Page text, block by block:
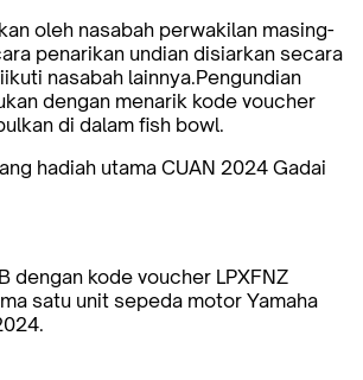
oleh nasabah perwakilan masing-
penarikan undian disiarkan secara
nasabah lainnya.Pengundian
dengan menarik kode voucher
di dalam fish bowl.
hadiah utama CUAN 2024 Gadai
dengan kode voucher LPXFNZ
satu unit sepeda motor Yamaha